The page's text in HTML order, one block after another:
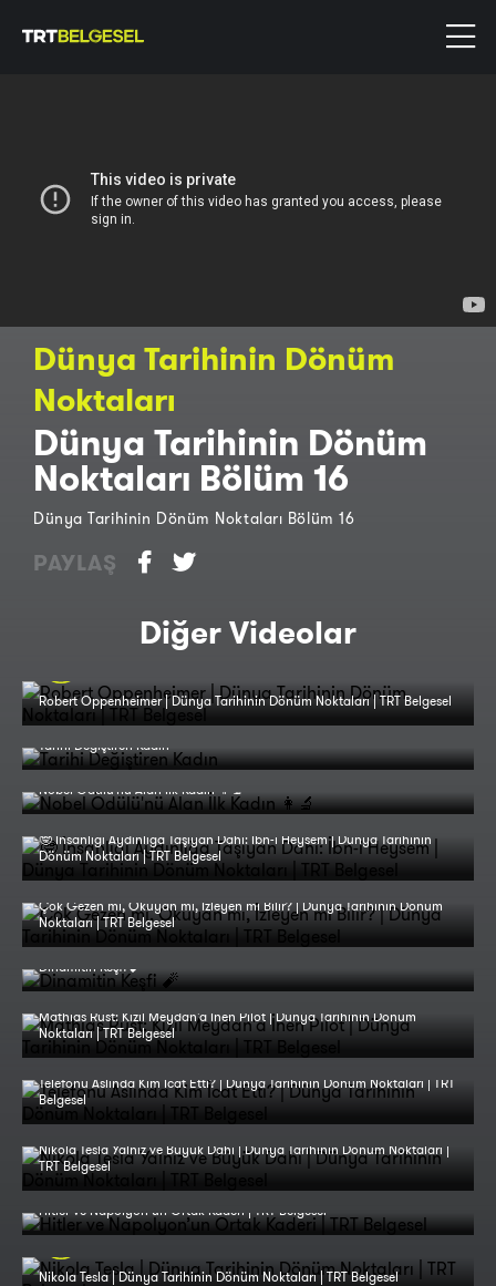
Dünya Tarihinin Dönüm
Noktaları
Dünya Tarihinin Dönüm
Noktaları Bölüm 16
Dünya Tarihinin Dönüm Noktaları Bölüm 16
PAYLAŞ
Diğer Videolar
Robert Oppenheimer | Dünya Tarihinin Dönüm Noktaları | TRT Belgesel
Tarihi Değiştiren Kadın
Nobel Ödülü'nü Alan İlk Kadın 👩‍🔬
🤓 İnsanlığı Aydınlığa Taşıyan Dahi: İbn-i Heysem | Dünya Tarihinin
Dönüm Noktaları | TRT Belgesel
Çok Gezen mi, Okuyan mı, İzleyen mi Bilir? | Dünya Tarihinin Dönüm
Noktaları | TRT Belgesel
Dinamitin Keşfi 🧨
Mathias Rust: Kızıl Meydan'a İnen Pilot | Dünya Tarihinin Dönüm
Noktaları | TRT Belgesel
Telefonu Aslında Kim İcat Etti? | Dünya Tarihinin Dönüm Noktaları | TRT
Belgesel
Nikola Tesla Yalnız ve Büyük Dahi | Dünya Tarihinin Dönüm Noktaları |
TRT Belgesel
Hitler ve Napolyon’un Ortak Kaderi | TRT Belgesel
Nikola Tesla | Dünya Tarihinin Dönüm Noktaları | TRT Belgesel